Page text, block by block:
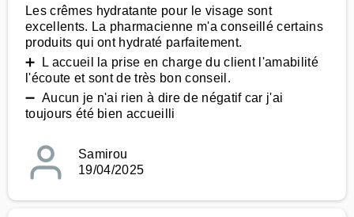
Les crêmes hydratante pour le visage sont
excellents. La pharmacienne m'a conseillé certains
produits qui ont hydraté parfaitement.
➕ L accueil la prise en charge du client l'amabilité
l'écoute et sont de très bon conseil.
➖ Aucun je n'ai rien à dire de négatif car j'ai
toujours été bien accueilli
Samirou
19/04/2025